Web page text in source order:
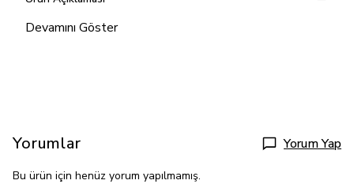
Devamını Göster
Yorumlar Yorum Yap
Bu ürün için henüz yorum yapılmamış.